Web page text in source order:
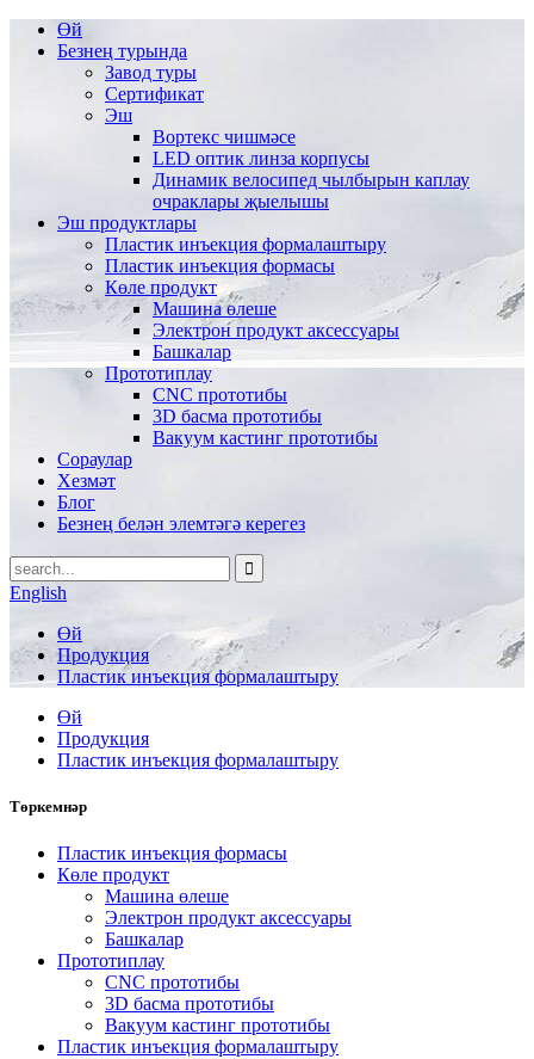
Өй
Безнең турында
Завод туры
Сертификат
Эш
Вортекс чишмәсе
LED оптик линза корпусы
Динамик велосипед чылбырын каплау
очраклары җыелышы
Эш продуктлары
Пластик инъекция формалаштыру
Пластик инъекция формасы
Көле продукт
Машина өлеше
Электрон продукт аксессуары
Башкалар
Прототиплау
CNC прототибы
3D басма прототибы
Вакуум кастинг прототибы
Сораулар
Хезмәт
Блог
Безнең белән элемтәгә керегез
English
Өй
Продукция
Пластик инъекция формалаштыру
Өй
Продукция
Пластик инъекция формалаштыру
Төркемнәр
Пластик инъекция формасы
Көле продукт
Машина өлеше
Электрон продукт аксессуары
Башкалар
Прототиплау
CNC прототибы
3D басма прототибы
Вакуум кастинг прототибы
Пластик инъекция формалаштыру